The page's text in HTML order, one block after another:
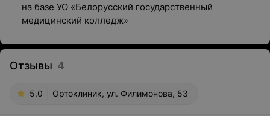
на базе УО «Белорусский государственный
медицинский колледж»
Отзывы 4
5.0 Ортоклиник, ул. Филимонова, 53